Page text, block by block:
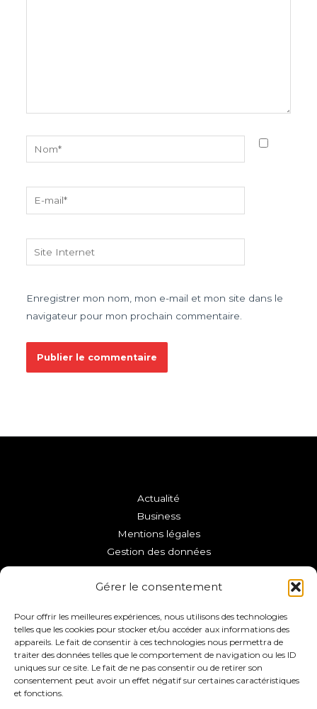
Gérer le consentement
Pour offrir les meilleures expériences, nous utilisons des technologies
telles que les cookies pour stocker et/ou accéder aux informations des
appareils. Le fait de consentir à ces technologies nous permettra de
traiter des données telles que le comportement de navigation ou les ID
uniques sur ce site. Le fait de ne pas consentir ou de retirer son
consentement peut avoir un effet négatif sur certaines caractéristiques
et fonctions.
mail*
Site
Internet
Enregistrer mon nom, mon e-mail et mon site dans le
navigateur pour mon prochain commentaire.
Actualité
Business
Mentions légales
Gestion des données